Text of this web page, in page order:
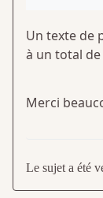
Un texte de
à un total
Merci
Le sujet a été